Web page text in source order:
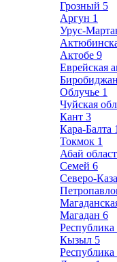
Грозный 5
Аргун 1
Урус-
Актобе 9
Еврейская
Биробиджан
Облучье 1
Чуйская
Кант 3
Кара-Балта 1
Токмок 1
Абай
Семей 6
Северо-
Магадан 6
Кызыл 5